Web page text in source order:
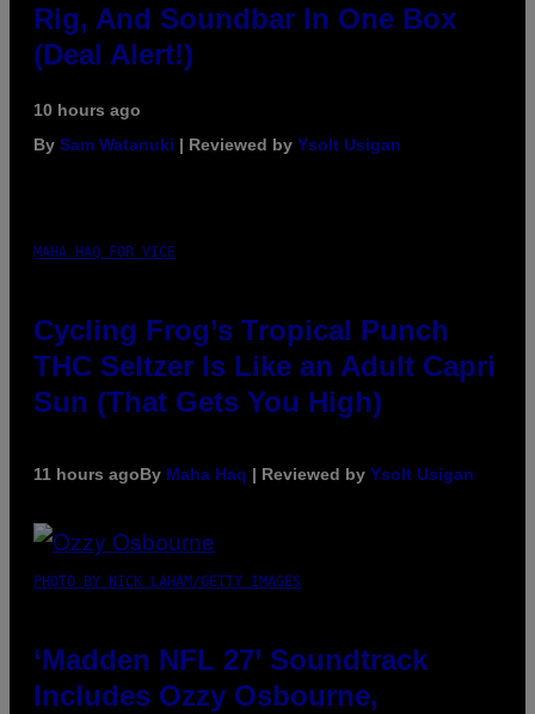
Rig, And Soundbar In One Box
(Deal Alert!)
10 hours ago
By Sam Watanuki | Reviewed by Ysolt Usigan
MAHA HAQ FOR VICE
Cycling Frog’s Tropical Punch
THC Seltzer Is Like an Adult Capri
Sun (That Gets You High)
11 hours agoBy Maha Haq | Reviewed by Ysolt Usigan
PHOTO BY NICK LAHAM/GETTY IMAGES
‘Madden NFL 27’ Soundtrack
Includes Ozzy Osbourne,